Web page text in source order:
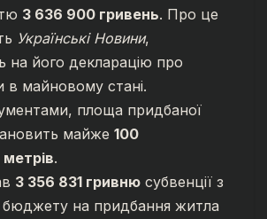
3 636 900 гривень. Про це
Українські Новини,
на його декларацію про
в майновому стані.
площа придбаної
майже 100
.
3 356 831 гривню субвенції з
на придбання житла